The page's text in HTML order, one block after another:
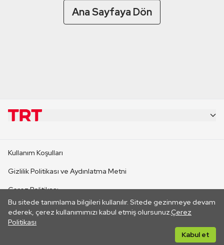
Ana Sayfaya Dön
Bu sitede tanımlama bilgileri kullanılır. Sitede gezinmeye devam
ederek, çerez kullanımımızı kabul etmiş olursunuz.Çerez
Politikası
Kabul et
CANLI YAYINLAR
Kullanım Koşulları
Gizlilik Politikası ve Aydınlatma Metni
Çerez Politikası
İletişim
Her hakkı saklıdır. ©2026 TRT. Bağlantı yoluyla gidilen dış